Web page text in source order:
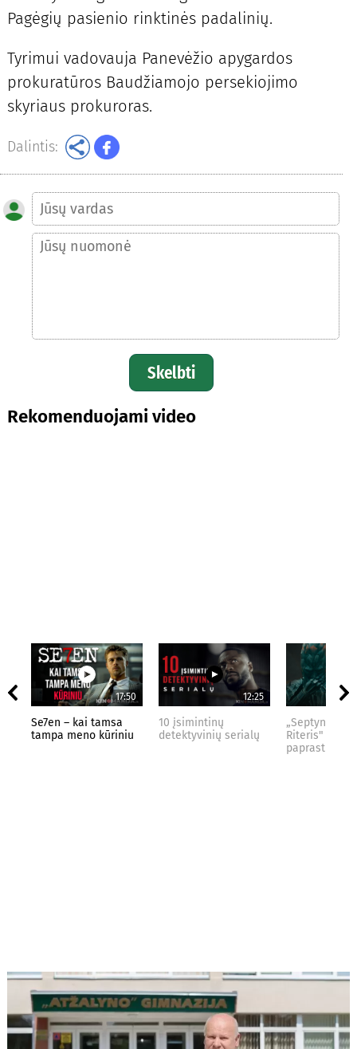
Pagėgių pasienio rinktinės padalinių.
Tyrimui vadovauja Panevėžio apygardos
prokuratūros Baudžiamojo persekiojimo
skyriaus prokuroras.
Dalintis:
Skelbti
Rekomenduojami video
17:50
Se7en – kai tamsa
tampa meno kūriniu
12:25
10 įsimintinų
detektyvinių serialų
„Septynių
Riteris" – kai
paprastumas